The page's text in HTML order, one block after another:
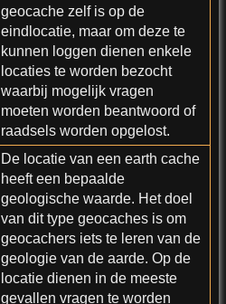
geocache zelf is op de
eindlocatie, maar om deze te
kunnen loggen dienen enkele
locaties te worden bezocht
waarbij mogelijk vragen
moeten worden beantwoord of
raadsels worden opgelost.
De locatie van een earth cache
heeft een bepaalde
geologische waarde. Het doel
van dit type geocaches is om
geocachers iets te leren van de
geologie van de aarde. Op de
locatie dienen in de meeste
gevallen vragen te worden